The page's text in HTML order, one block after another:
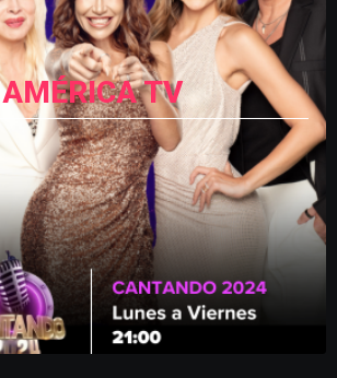
AMÉRICA TV